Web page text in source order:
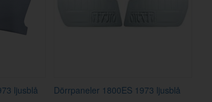
ljusblå Dörrpaneler 1800ES 1973 ljusblå